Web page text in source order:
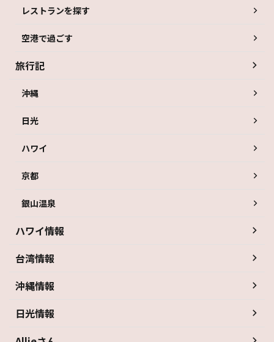
レストランを探す
空港で過ごす
旅行記
沖縄
日光
ハワイ
京都
銀山温泉
ハワイ情報
台湾情報
沖縄情報
日光情報